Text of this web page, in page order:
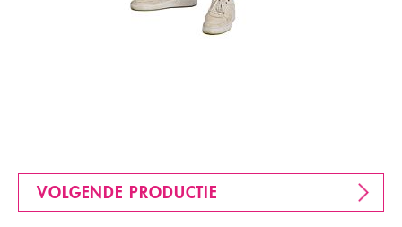
VOLGENDE PRODUCTIE